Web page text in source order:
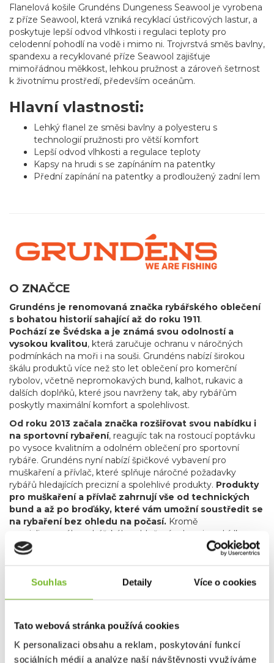
Souhlas Detaily Více o cookies
Tato webová stránka používá cookies
K personalizaci obsahu a reklam, poskytování funkcí
sociálních médií a analýze naší návštěvnosti využíváme
Flanelová košile Grundéns Dungeness Seawool je vyrobena
z příze Seawool, která vzniká recyklací ústřicových lastur, a
poskytuje lepší odvod vlhkosti i regulaci teploty pro
celodenní pohodlí na vodě i mimo ni. Trojvrstvá směs bavlny,
spandexu a recyklované příze Seawool zajišťuje
mimořádnou měkkost, lehkou pružnost a zároveň šetrnost
k životnímu prostředí, především oceánům.
Hlavní vlastnosti:
Lehký flanel ze směsi bavlny a polyesteru s
technologií pružnosti pro větší komfort
Lepší odvod vlhkosti a regulace teploty
Kapsy na hrudi s se zapínáním na patentky
Přední zapínání na patentky a prodloužený zadní lem
O ZNAČCE
Grundéns je renomovaná značka rybářského oblečení
s bohatou historií sahající až do roku 1911.
Pochází ze Švédska a je známá svou odolností a
vysokou kvalitou, která zaručuje ochranu v náročných
podmínkách na moři i na souši. Grundéns nabízí širokou
škálu produktů více než sto let oblečení pro komerční
rybolov, včetně nepromokavých bund, kalhot, rukavic a
dalších doplňků, které jsou navrženy tak, aby rybářům
poskytly maximální komfort a spolehlivost.
Od roku 2013 začala značka rozšiřovat svou nabídku i
na sportovní rybaření, reagujíc tak na rostoucí poptávku
po vysoce kvalitním a odolném oblečení pro sportovní
rybáře. Grundéns nyní nabízí špičkové vybavení pro
muškaření a přívlač, které splňuje náročné požadavky
rybářů hledajících precizní a spolehlivé produkty. Produkty
pro muškaření a přívlač zahrnují vše od technických
bund a až po broďáky, které vám umožní soustředit se
na rybaření bez ohledu na počasí. Kromě
specializovaného rybářského oblečení zahrnuje nabídka
značky Grundéns také skvělé lifestyle produkty, jako jsou
stylové mikiny, trička a čepice. Tyto kousky nejenže
a outdoorovým nadšencům nosit oblečení, které reflektuje
materiálům, udržitelnosti a kvalitě je oblíbenou
světě.Bez ohledu na to, zda jste na vodě nebo trávíte čas